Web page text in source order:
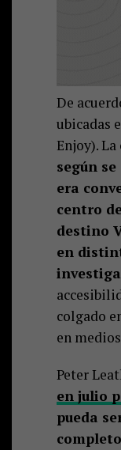
De
ubicadas
Enjoy). La
según
era
centro
destino
en
colgado
en
Peter
en julio
pueda